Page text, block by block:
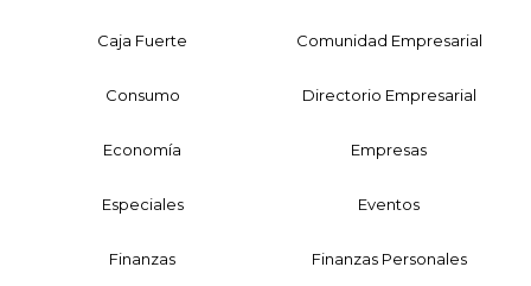
Caja Fuerte Comunidad Empresarial
Consumo Directorio Empresarial
Economía Empresas
Especiales Eventos
Finanzas Finanzas Personales